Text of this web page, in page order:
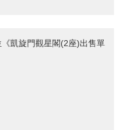
凱旋門觀星閣(2座)出售單